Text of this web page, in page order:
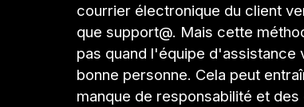
courrier électronique du client
que support@. Mais cette
pas quand l'équipe d'assistance
bonne personne. Cela peut
manque de responsabilité et